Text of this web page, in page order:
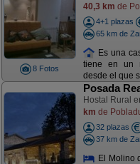
8 Fotos
40,3 km de
4+1 plazas
65 km de
Es una
tiene en un
desde el que
Posada
Hostal Rural
km de
32 plazas
37 km de
El Molino